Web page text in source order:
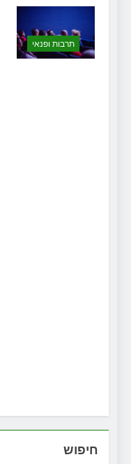
תרבות ופנאי
חיפוש